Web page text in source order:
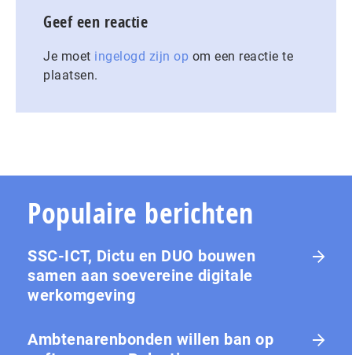
Geef een reactie
Je moet ingelogd zijn op om een reactie te
plaatsen.
Populaire berichten
SSC-ICT, Dictu en DUO bouwen
samen aan soevereine digitale
werkomgeving
Ambtenarenbonden willen ban op